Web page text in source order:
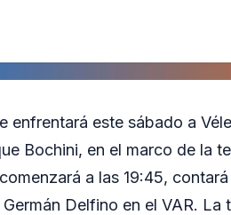
enfrentará este sábado a
Bochini, en el marco de la
a las 19:45,
Delfino en el VAR.